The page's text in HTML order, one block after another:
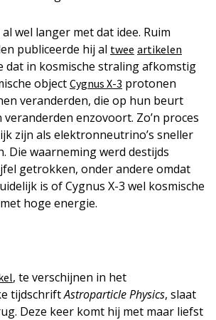
wel langer met dat idee. Ruim
publiceerde hij al twee artikelen
dat in kosmische straling afkomstig
object Cygnus X-3 protonen
veranderden, die op hun beurt
enzovoort. Zo’n proces
zijn als elektronneutrino’s sneller
Die waarneming werd destijds
getrokken, onder andere omdat
is of Cygnus X-3 wel kosmische
hoge energie.
, te verschijnen in het
tijdschriftAstroparticle Physics, slaat
Deze keer komt hij met maar liefst